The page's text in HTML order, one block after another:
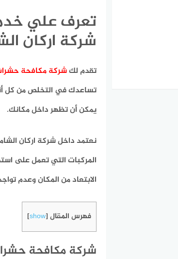
تعرف علي
شركة اركان
تقدم لكشركة مكافحة
تساعدك في التخلص من كل
يمكن أن تظهر داخل مكانك.
نعتمد داخل شركة اركان
المركبات التي تعمل على
الابتعاد من المكان وعدم
فهرس المقال [
show
]
شركة مكافحة